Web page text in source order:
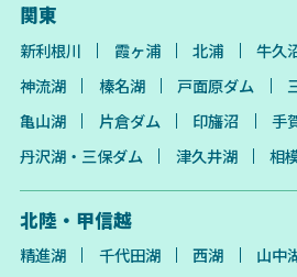
関東
新利根川 霞ヶ浦 北浦 牛久
神流湖
榛名湖 戸面原ダム
亀山湖
片倉ダム 印旛沼
手
丹沢湖・三保ダム
津久井湖 相
北陸・甲信越
精進湖 千代田湖 西湖 山中